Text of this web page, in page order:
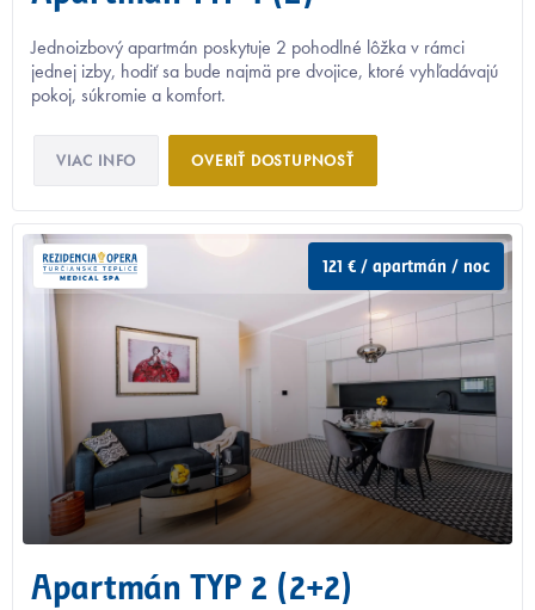
Jednoizbový apartmán poskytuje 2 pohodlné lôžka v rámci
jednej izby, hodiť sa bude najmä pre dvojice, ktoré vyhľadávajú
pokoj, súkromie a komfort.
VIAC INFO OVERIŤ DOSTUPNOSŤ
121 € / apartmán / noc
Apartmán TYP 2 (2+2)